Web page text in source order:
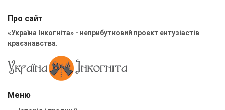
Про сайт
«Україна Інкогніта» - неприбутковий проект ентузіастів
краєзнавства.
Меню